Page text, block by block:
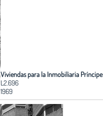
Viviendas para la Inmobiliaria Príncipe
L2.696
1969